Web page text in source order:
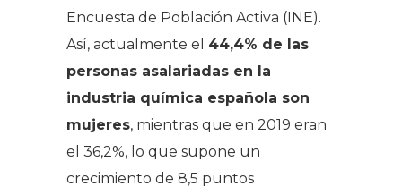
Encuesta de Población Activa (INE).
Así, actualmente el 44,4% de las
personas asalariadas en la
industria química española son
mujeres, mientras que en 2019 eran
el 36,2%, lo que supone un
crecimiento de 8,5 puntos